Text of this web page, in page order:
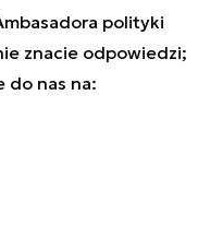
polityki
znacie odpowiedzi;
do nas na: